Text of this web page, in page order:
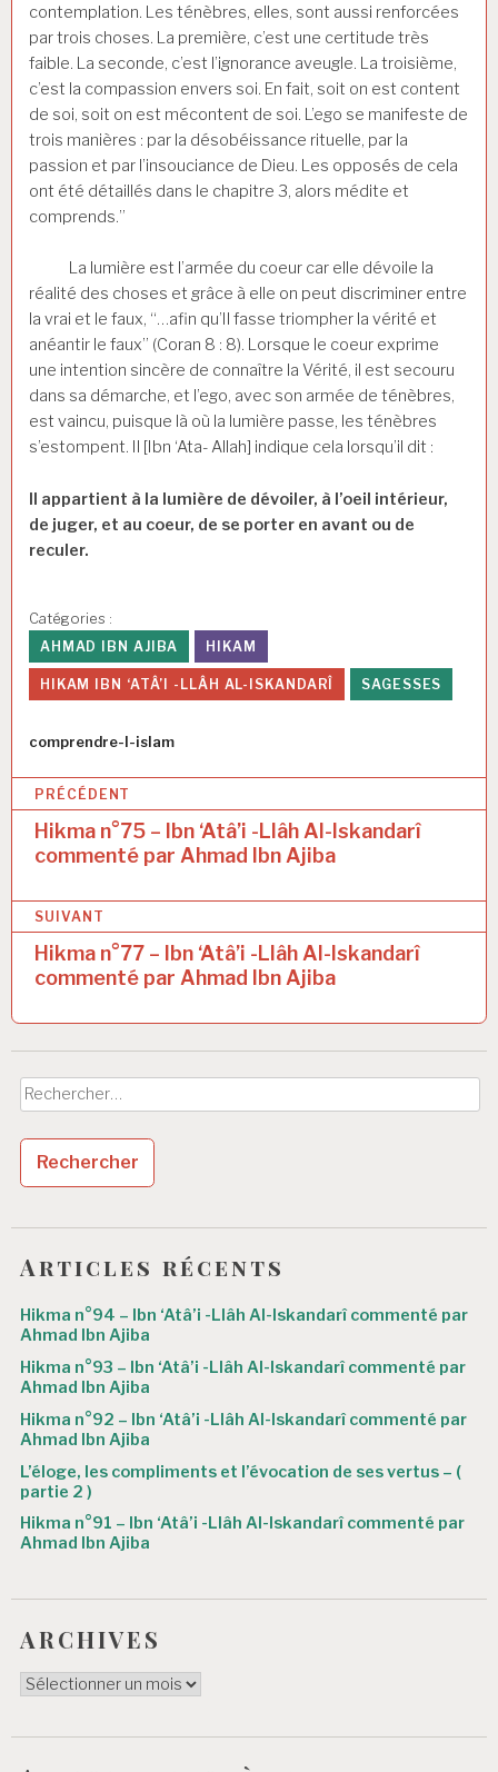
contemplation. Les ténèbres, elles, sont aussi renforcées
par trois choses. La première, c’est une certitude très
faible. La seconde, c’est l’ignorance aveugle. La troisième,
c’est la compassion envers soi. En fait, soit on est content
de soi, soit on est mécontent de soi. L’ego se manifeste de
trois manières : par la désobéissance rituelle, par la
passion et par l’insouciance de Dieu. Les opposés de cela
ont été détaillés dans le chapitre 3, alors médite et
comprends.”
La lumière est l’armée du coeur car elle dévoile la
réalité des choses et grâce à elle on peut discriminer entre
la vrai et le faux, “…afin qu’Il fasse triompher la vérité et
anéantir le faux” (Coran 8 : 8). Lorsque le coeur exprime
une intention sincère de connaître la Vérité, il est secouru
dans sa démarche, et l’ego, avec son armée de ténèbres,
est vaincu, puisque là où la lumière passe, les ténèbres
s’estompent. Il [Ibn ‘Ata- Allah] indique cela lorsqu’il dit :
Il appartient à la lumière de dévoiler, à l’oeil intérieur,
de juger, et au coeur, de se porter en avant ou de
reculer.
Catégories :
AHMAD IBN AJIBA
HIKAM
HIKAM IBN ‘ATÂ’I -LLÂH AL-ISKANDARÎ SAGESSES
Auteur
comprendre-l-islam
N
i
g
t
i
o
n
e
l
’
a
r
t
i
c
l
e
PRÉCÉDENT
Hikma n°75 – Ibn ‘Atâ’i -Llâh Al-Iskandarî
commenté par Ahmad Ibn Ajiba
SUIVANT
Hikma n°77 – Ibn ‘Atâ’i -Llâh Al-Iskandarî
commenté par Ahmad Ibn Ajiba
Rechercher :
Articles récents
Hikma n°94 – Ibn ‘Atâ’i -Llâh Al-Iskandarî commenté par
Ahmad Ibn Ajiba
Hikma n°93 – Ibn ‘Atâ’i -Llâh Al-Iskandarî commenté par
Ahmad Ibn Ajiba
Hikma n°92 – Ibn ‘Atâ’i -Llâh Al-Iskandarî commenté par
Ahmad Ibn Ajiba
L’éloge, les compliments et l’évocation de ses vertus – (
partie 2 )
Hikma n°91 – Ibn ‘Atâ’i -Llâh Al-Iskandarî commenté par
Ahmad Ibn Ajiba
ARCHIVES
ARCHIVES